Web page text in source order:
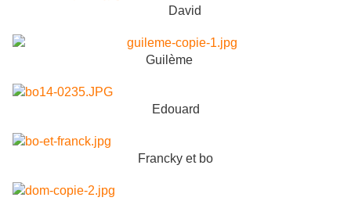
David
Guilème
Edouard
Francky et bo